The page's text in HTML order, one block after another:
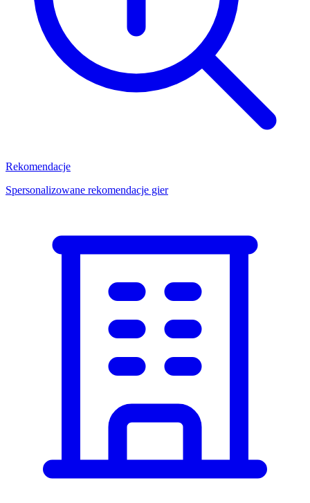
Rekomendacje
Spersonalizowane rekomendacje gier